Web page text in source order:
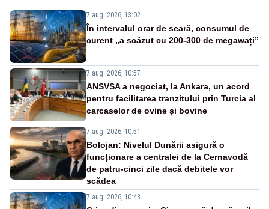
7 aug. 2026, 13:02
În intervalul orar de seară, consumul de
curent „a scăzut cu 200-300 de megawați”
7 aug. 2026, 10:57
ANSVSA a negociat, la Ankara, un acord
pentru facilitarea tranzitului prin Turcia al
carcaselor de ovine și bovine
7 aug. 2026, 10:51
Bolojan: Nivelul Dunării asigură o
funcționare a centralei de la Cernavodă
de patru-cinci zile dacă debitele vor
scădea
7 aug. 2026, 10:43